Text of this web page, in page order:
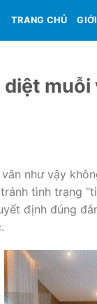
TRANG CHỦ
muỗi
như vậy
tình trạng
định đúng